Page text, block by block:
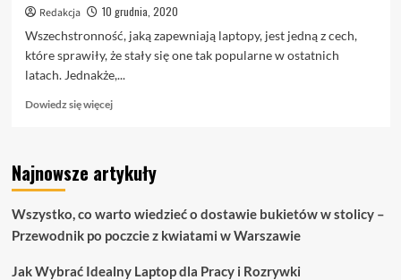
Redakcja
10 grudnia, 2020
Wszechstronność, jaką zapewniają laptopy, jest jedną z cech,
które sprawiły, że stały się one tak popularne w ostatnich
latach. Jednakże,...
Dowiedz się więcejDowiedz
Co
musisz
przed
zakupem
Najnowsze artykuły
Wszystko, co warto wiedzieć o dostawie bukietów w stolicy –
Przewodnik po poczcie z kwiatami w Warszawie
Jak Wybrać Idealny Laptop dla Pracy i Rozrywki